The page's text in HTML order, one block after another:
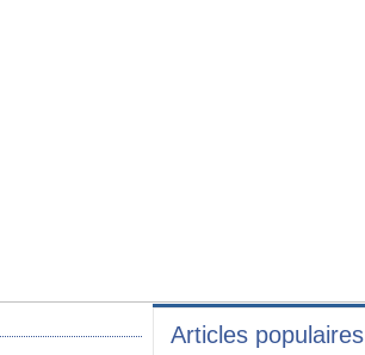
Articles populaires